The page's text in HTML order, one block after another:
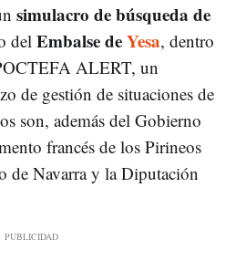
simulacro de búsqueda de
del Embalse deYesa, dentro
ALERT, un
de gestión de situaciones de
son, además del Gobierno
francés de los Pirineos
de Navarra y la Diputación